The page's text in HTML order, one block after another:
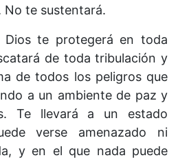
No te sustentará.
te protegerá en toda
de toda tribulación y
de todos los peligros que
a un ambiente de paz y
Te llevará a un estado
verse amenazado ni
y en el que nada puede